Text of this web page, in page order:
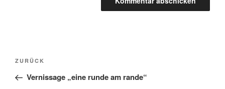
Beitragsnavigation
Vorheriger
Beitrag
ZURÜCK
Vernissage „eine runde am rande“